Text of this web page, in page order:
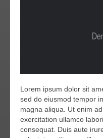
Lorem ipsum dolor sit
sed do eiusmod tempor
magna aliqua. Ut enim
exercitation ullamco
consequat. Duis aute